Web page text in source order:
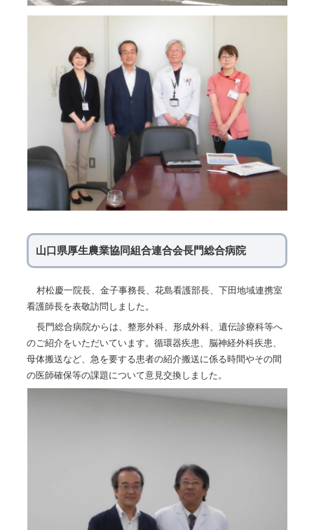
山口県厚生農業協同組合連合会長門総合病院
村松慶一院長、金子事務長、花島看護部長、下田地域連携室
看護師長を表敬訪問しました。
長門総合病院からは、整形外科、形成外科、遺伝診療科等へ
のご紹介をいただいています。循環器疾患、脳神経外科疾患、
母体搬送など、急を要する患者の紹介搬送に係る時間やその間
の医師確保等の課題について意見交換しました。